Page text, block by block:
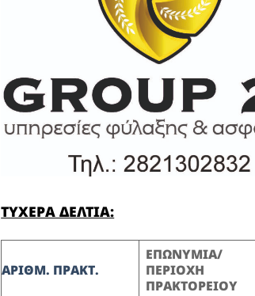
ΤΥΧΕΡΑ ΔΕΛΤΙΑ:
ΑΡΙΘΜ. ΠΡΑΚΤ.
ΕΠΩΝΥΜΙΑ/
ΠΕΡΙΟΧΗ
ΠΡΑΚΤΟΡΕΙΟΥ